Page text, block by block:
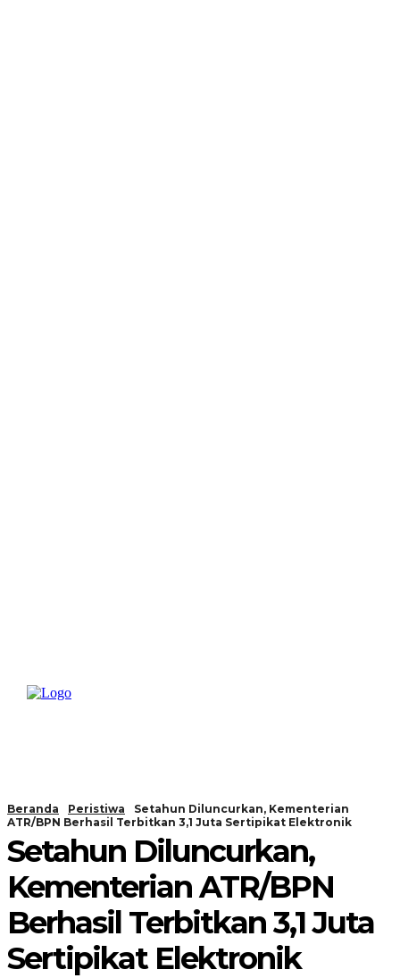
Beranda Peristiwa
Setahun Diluncurkan, Kementerian
ATR/BPN Berhasil Terbitkan 3,1 Juta Sertipikat Elektronik
Setahun Diluncurkan,
Kementerian ATR/BPN
Berhasil Terbitkan 3,1 Juta
Sertipikat Elektronik